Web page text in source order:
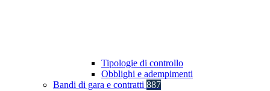
Tipologie di controllo
Obblighi e adempimenti
Bandi di gara e contratti 887